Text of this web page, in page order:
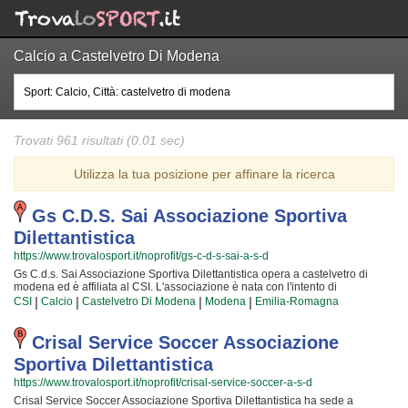
Calcio a Castelvetro Di Modena
Trovati 961 risultati (0.01 sec)
Utilizza la tua posizione per affinare la ricerca
Gs C.d.s. Sai Associazione Sportiva
Dilettantistica
https://www.trovalosport.it/noprofit/gs-c-d-s-sai-a-s-d
Gs C.d.s. Sai Associazione Sportiva Dilettantistica opera a castelvetro di
modena ed è affiliata al CSI. L'associazione è nata con l'intento di
promuovere il calcio organizzando corsi rivolti a bambini e ragazzi. Gs C.d.s.
Sai Associazione Sportiva Dilettantistica è radicata nella comunità di
castelvetro di modena ha educato generazioni di atleti, accompagnandoli in
tutto il percorso di crescita e di maturazione tipico degli sport di squadra. I
loro istruttori di calcio sono tra i più esperti e qualificati della zona e sono
sicuramente i più adatti a sviluppare il talento dei bambini che iniziano a
giocare e dei ragazzi che vogliono raggiungere livelli di eccellenza. Per
questo motivo Gs C.d.s. Sai Associazione Sportiva Dilettantistica sarà
contenta di accogliere anche tuo figlio nell'associazione, perché possa
CSI | Calcio | Castelvetro Di Modena | Modena | Emilia-Romagna
Crisal Service Soccer Associazione
Sportiva Dilettantistica
https://www.trovalosport.it/noprofit/crisal-service-soccer-a-s-d
Crisal Service Soccer Associazione Sportiva Dilettantistica ha sede a